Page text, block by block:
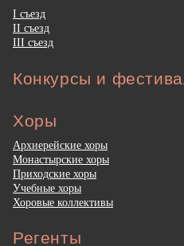
I съезд
II съезд
III съезд
Конкурсы и
Хоры
Архиерейские хоры
Монастырские хоры
Приходские хоры
Учебные хоры
Хоровые коллективы
Регенты